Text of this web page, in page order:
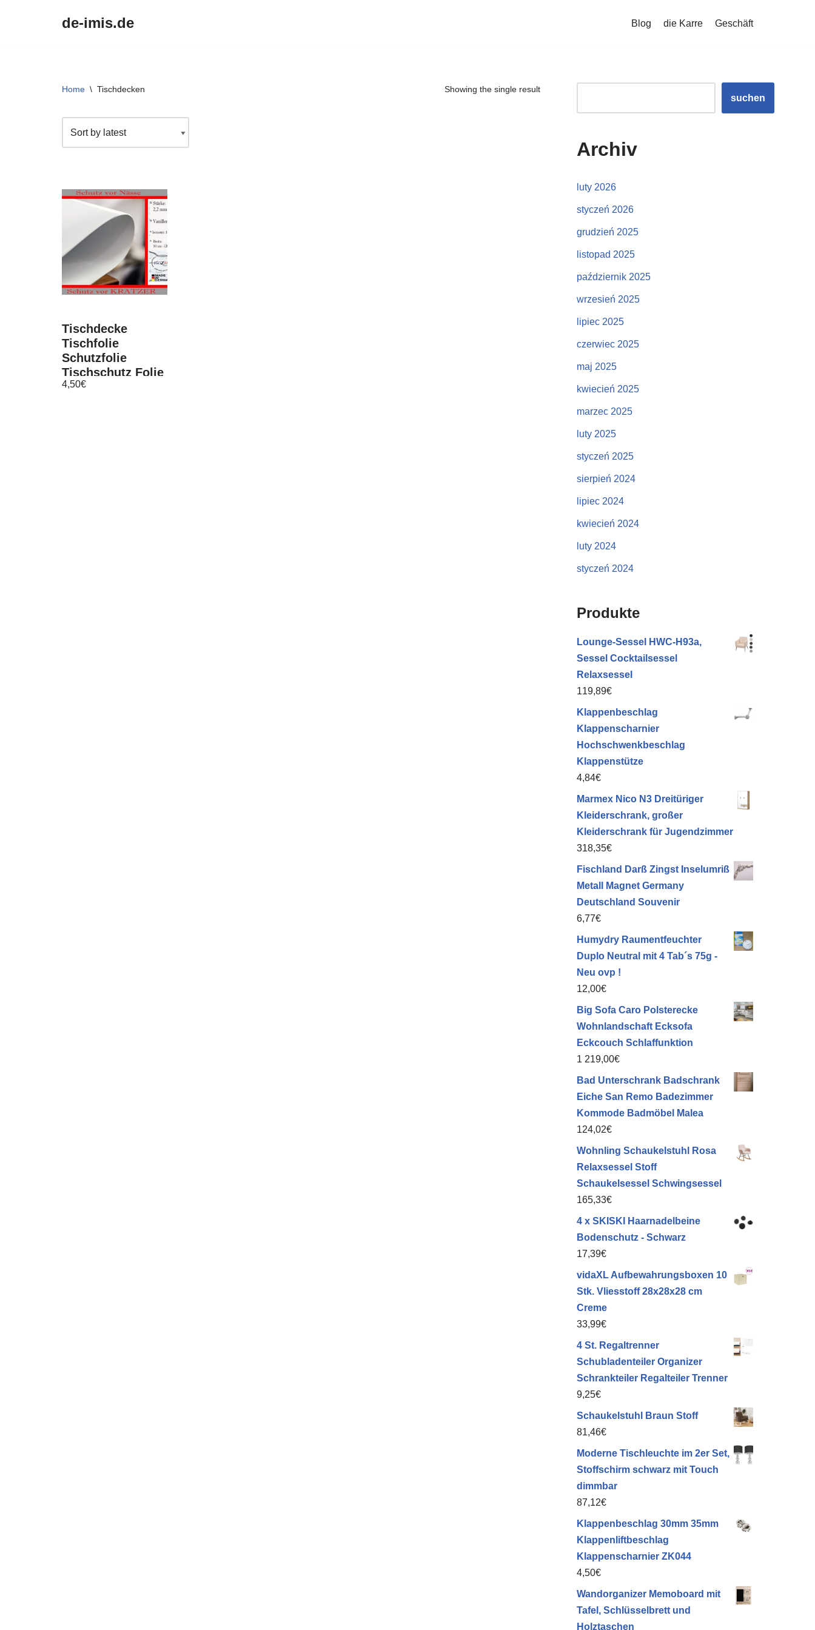
de-imis.de Blog die Karre Geschäft
Home \ Tischdecken Showing the single result
Tischdecke
Tischfolie
Schutzfolie
Tischschutz Folie
weiss hochglanz
4,50€
suchen
Archiv
luty 2026
styczeń 2026
grudzień 2025
listopad 2025
październik 2025
wrzesień 2025
lipiec 2025
czerwiec 2025
maj 2025
kwiecień 2025
marzec 2025
luty 2025
styczeń 2025
sierpień 2024
lipiec 2024
kwiecień 2024
luty 2024
styczeń 2024
Produkte
Lounge-Sessel HWC-H93a,
Sessel Cocktailsessel
Relaxsessel
119,89€
Klappenbeschlag
Klappenscharnier
Hochschwenkbeschlag
Klappenstütze
4,84€
Marmex Nico N3 Dreitüriger
Kleiderschrank, großer
Kleiderschrank für Jugendzimmer
318,35€
Fischland Darß Zingst Inselumriß
Metall Magnet Germany
Deutschland Souvenir
6,77€
Humydry Raumentfeuchter
Duplo Neutral mit 4 Tab´s 75g -
Neu ovp !
12,00€
Big Sofa Caro Polsterecke
Wohnlandschaft Ecksofa
Eckcouch Schlaffunktion
1 219,00€
Bad Unterschrank Badschrank
Eiche San Remo Badezimmer
Kommode Badmöbel Malea
124,02€
Wohnling Schaukelstuhl Rosa
Relaxsessel Stoff
Schaukelsessel Schwingsessel
165,33€
4 x SKISKI Haarnadelbeine
Bodenschutz - Schwarz
17,39€
vidaXL Aufbewahrungsboxen 10
Stk. Vliesstoff 28x28x28 cm
Creme
33,99€
4 St. Regaltrenner
Schubladenteiler Organizer
Schrankteiler Regalteiler Trenner
9,25€
Schaukelstuhl Braun Stoff
81,46€
Moderne Tischleuchte im 2er Set,
Stoffschirm schwarz mit Touch
dimmbar
87,12€
Klappenbeschlag 30mm 35mm
Klappenliftbeschlag
Klappenscharnier ZK044
4,50€
Wandorganizer Memoboard mit
Tafel, Schlüsselbrett und
Holztaschen